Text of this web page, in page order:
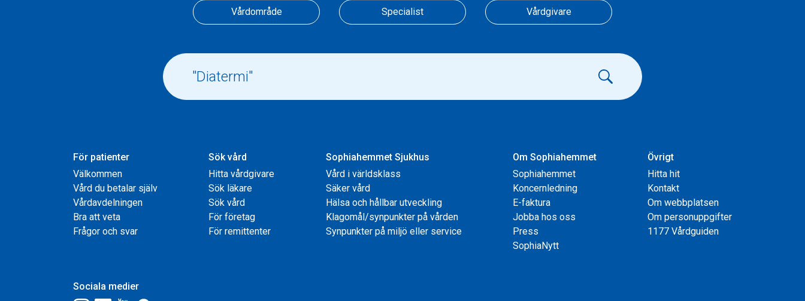
Vårdområde Specialist Vårdgivare
För patienter
Välkommen
Vård du betalar själv
Vårdavdelningen
Bra att veta
Frågor och svar
Sök vård
Hitta vårdgivare
Sök läkare
Sök vård
För företag
För remittenter
Sophiahemmet Sjukhus
Vård i världsklass
Säker vård
Hälsa och hållbar utveckling
Klagomål/synpunkter på vården
Synpunkter på miljö eller service
Om Sophiahemmet
Sophiahemmet
Koncernledning
E-faktura
Jobba hos oss
Press
SophiaNytt
Övrigt
Hitta hit
Kontakt
Om webbplatsen
Om personuppgifter
1177 Vårdguiden
Sociala medier